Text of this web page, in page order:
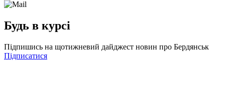
Будь в курсі
Підпишись на щотижневий дайджест новин про Бердянськ
Підписатися